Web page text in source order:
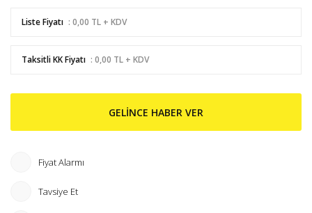
Liste Fiyatı : 0,00 TL + KDV
Taksitli KK Fiyatı : 0,00 TL + KDV
GELİNCE HABER VER
Fiyat Alarmı
Tavsiye Et